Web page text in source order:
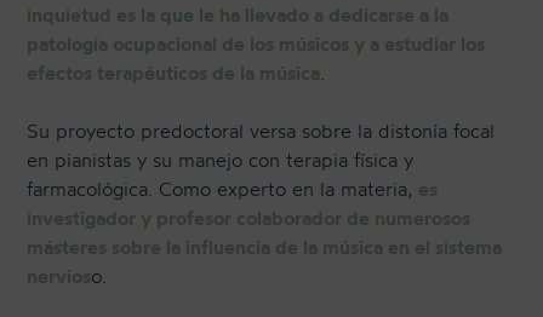
inquietud es la que le ha llevado a dedicarse a la
patología ocupacional de los músicos y a estudiar los
efectos terapéuticos de la música.
Su proyecto predoctoral versa sobre la distonía focal
en pianistas y su manejo con terapia física y
farmacológica. Como experto en la materia, es
investigador y profesor colaborador de numerosos
másteres sobre la influencia de la música en el sistema
nervioso.